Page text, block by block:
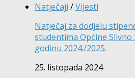
Natječaji /Vijesti
Natječaj za dodjelu
studentima Općine Slivno
godinu 2024./2025.
25. listopada 2024